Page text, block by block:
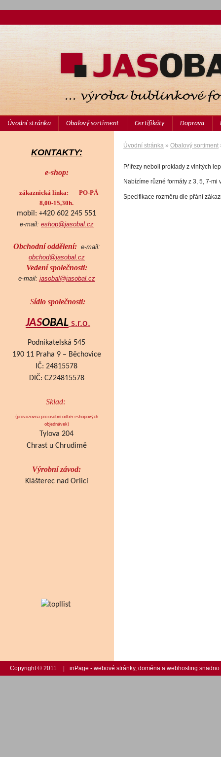
Úvodní stránka Obalový sortiment Certifikáty Doprava
Úvodní stránka » Obalový sortiment
Přířezy neboli proklady z vlnitých
Nabízíme různé formáty z 3, 5, 7-mi
Specifikace rozměru dle přání
KONTAKTY:
e-shop:
zákaznická linka: PO-PÁ
8,00-15,30h.
mobil: +420 602 245 551
e-mail: eshop@jasobal.cz
Obchodní oddělení: e-mail:
obchod@jasobal.cz
Vedení společnosti:
e-mail: jasobal@jasobal.cz
Sídlo společnosti:
JASOBAL s.r.o.
Podnikatelská 545
190 11 Praha 9 – Běchovice
IČ: 24815578
DIČ: CZ24815578
Sklad:
(provozovna pro osobní odběr eshopových
objednávek)
Tylova 204
Chrast u Chrudimě
Výrobní závod:
Klášterec nad Orlicí
Copyright © 2011 inPage - webové stránky, doména a webhosting snadno